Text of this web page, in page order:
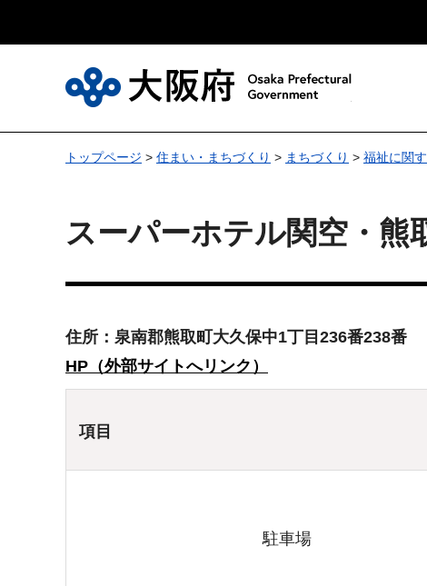
トップページ > 住まい・まちづくり > まちづくり > 福祉に関
スーパーホテル関空・熊
住所：泉南郡熊取町大久保中1丁目236番238番
HP（外部サイトへリンク）
項目
駐車場